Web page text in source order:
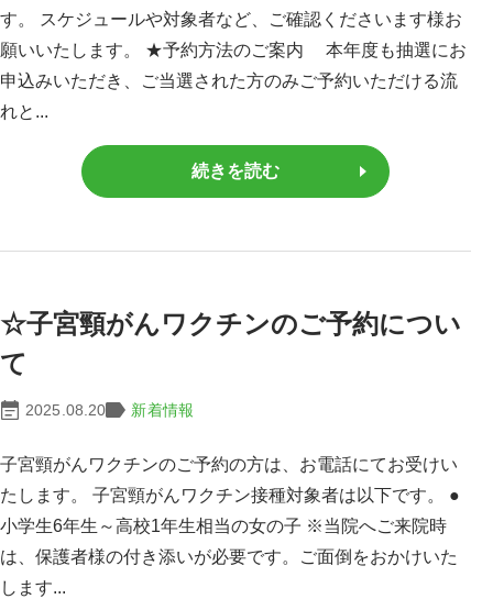
す。 スケジュールや対象者など、ご確認くださいます様お
願いいたします。 ★予約方法のご案内 本年度も抽選にお
申込みいただき、ご当選された方のみご予約いただける流
れと...
続きを読む
☆子宮頸がんワクチンのご予約につい
て
2025.08.20 新着情報
子宮頸がんワクチンのご予約の方は、お電話にてお受けい
たします。 子宮頸がんワクチン接種対象者は以下です。 ●
小学生6年生～高校1年生相当の女の子 ※当院へご来院時
は、保護者様の付き添いが必要です。ご面倒をおかけいた
します...